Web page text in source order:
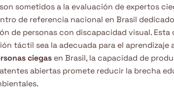
sometidos a la evaluación de expertos
de referencia nacional en Brasil
de personas con discapacidad visual.
táctil sea la adecuada para el aprendizaje
ciegas en Brasil, la capacidad de
abiertas promete reducir la brecha